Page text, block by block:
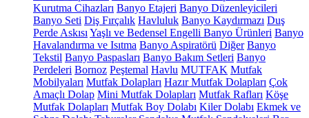
Kurutma Cihazları Banyo Etajeri Banyo Düzenleyicileri
Banyo Seti Diş Fırçalık Havluluk Banyo Kaydırmazı Duş
Perde Askısı Yaşlı ve Bedensel Engelli Banyo Ürünleri Banyo
Havalandırma ve Isıtma Banyo Aspiratörü Diğer Banyo
Tekstil Banyo Paspasları Banyo Bakım Setleri Banyo
Perdeleri Bornoz Peştemal Havlu MUTFAK Mutfak
Mobilyaları Mutfak Dolapları Hazır Mutfak Dolapları Çok
Amaçlı Dolap Mini Mutfak Dolapları Mutfak Rafları Köşe
Mutfak Dolapları Mutfak Boy Dolabı Kiler Dolabı Ekmek ve